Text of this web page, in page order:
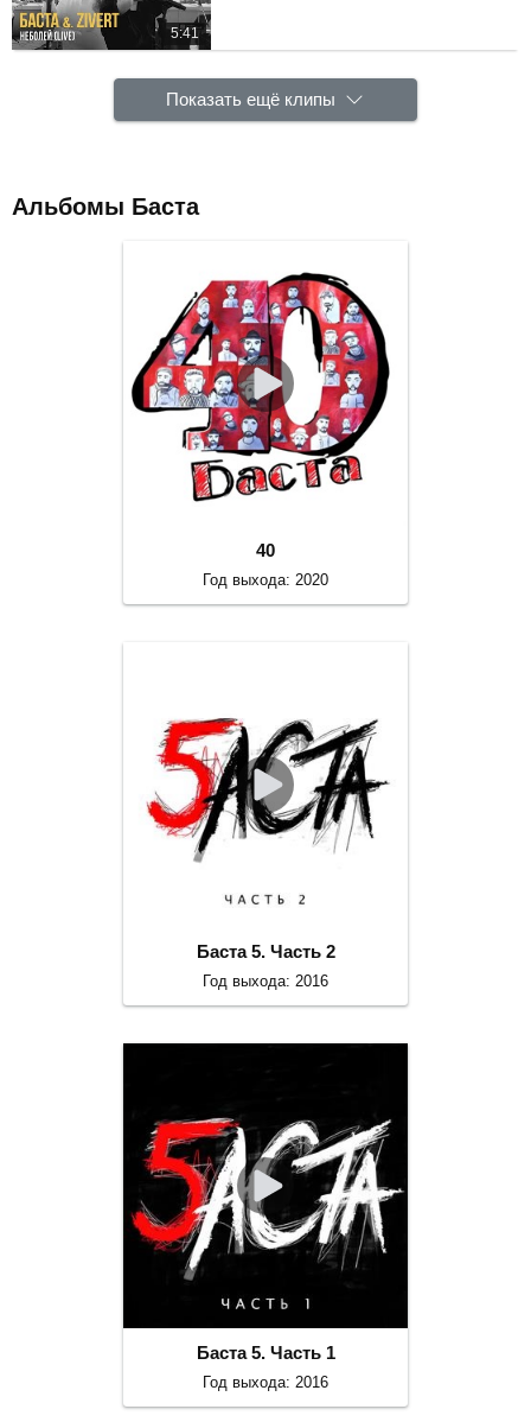
5:41
Показать ещё клипы
Альбомы Баста
40
Год выхода: 2020
Баста 5. Часть 2
Год выхода: 2016
Баста 5. Часть 1
Год выхода: 2016